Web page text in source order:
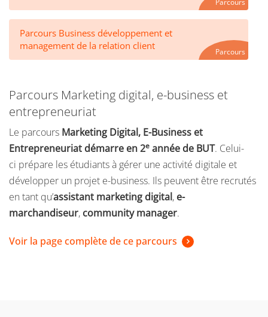
construction de leur projet de mobilité, le choix de leur
destination ainsi que dans les formalités administratives à
effectuer.
Parcours
Parcours Business développement et
management de la relation client
Parcours
Parcours Marketing digital, e-business et
entrepreneuriat
Le parcours Marketing Digital, E-Business et
Entrepreneuriat démarre en 2e année de BUT. Celui-
ci prépare les étudiants à gérer une activité digitale et
développer un projet e-business. Ils peuvent être recrutés
en tant qu’assistant marketing digital, e-
marchandiseur, community manager.
Voir la page complète de ce parcours